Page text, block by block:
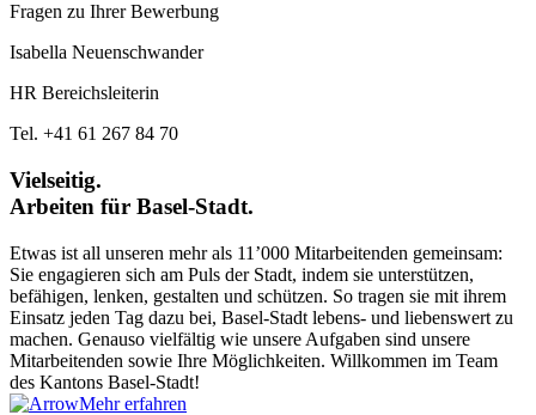
Fragen zu Ihrer Bewerbung
Isabella Neuenschwander
HR Bereichsleiterin
Tel. +41 61 267 84 70
Vielseitig.
Arbeiten für Basel-Stadt.
Etwas ist all unseren mehr als 11’000 Mitarbeitenden gemeinsam:
Sie engagieren sich am Puls der Stadt, indem sie unterstützen,
befähigen, lenken, gestalten und schützen. So tragen sie mit ihrem
Einsatz jeden Tag dazu bei, Basel-Stadt lebens- und liebenswert zu
machen. Genauso vielfältig wie unsere Aufgaben sind unsere
Mitarbeitenden sowie Ihre Möglichkeiten. Willkommen im Team
des Kantons Basel-Stadt!
Mehr erfahren